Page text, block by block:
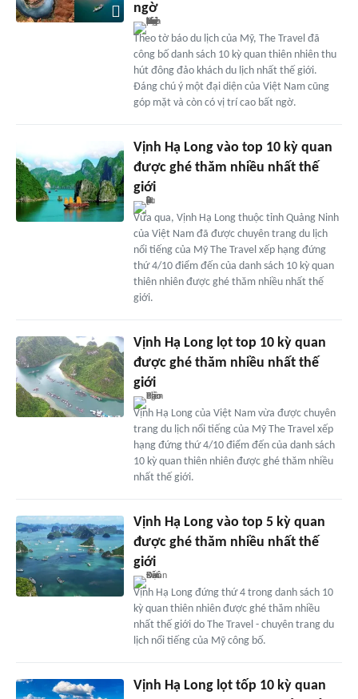
ngờ
Theo tờ báo du lịch của Mỹ, The Travel đã
công bố danh sách 10 kỳ quan thiên nhiên thu
hút đông đảo khách du lịch nhất thế giới.
Đáng chú ý một đại diện của Việt Nam cũng
góp mặt và còn có vị trí cao bất ngờ.
Vịnh Hạ Long vào top 10 kỳ quan
được ghé thăm nhiều nhất thế
giới
Vừa qua, Vịnh Hạ Long thuộc tỉnh Quảng Ninh
của Việt Nam đã được chuyên trang du lịch
nổi tiếng của Mỹ The Travel xếp hạng đứng
thứ 4/10 điểm đến của danh sách 10 kỳ quan
thiên nhiên được ghé thăm nhiều nhất thế
giới.
Vịnh Hạ Long lọt top 10 kỳ quan
được ghé thăm nhiều nhất thế
giới
Vịnh Hạ Long của Việt Nam vừa được chuyên
trang du lịch nổi tiếng của Mỹ The Travel xếp
hạng đứng thứ 4/10 điểm đến của danh sách
10 kỳ quan thiên nhiên được ghé thăm nhiều
nhất thế giới.
Vịnh Hạ Long vào top 5 kỳ quan
được ghé thăm nhiều nhất thế
giới
Vịnh Hạ Long đứng thứ 4 trong danh sách 10
kỳ quan thiên nhiên được ghé thăm nhiều
nhất thế giới do The Travel - chuyên trang du
lịch nổi tiếng của Mỹ công bố.
Vịnh Hạ Long lọt tốp 10 kỳ quan